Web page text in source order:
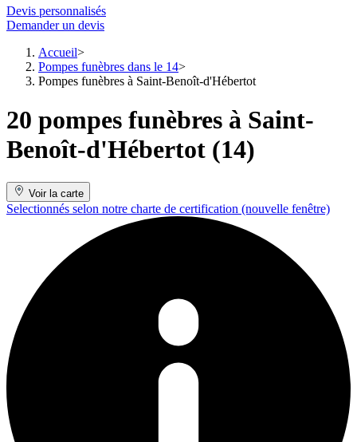
Devis personnalisés
Demander un devis
Accueil
Pompes funèbres dans le 14
Pompes funèbres à Saint-Benoît-d'Hébertot
20 pompes funèbres à Saint-
Benoît-d'Hébertot (14)
Voir la carte
Selectionnés selon notre charte de certification (nouvelle fenêtre)